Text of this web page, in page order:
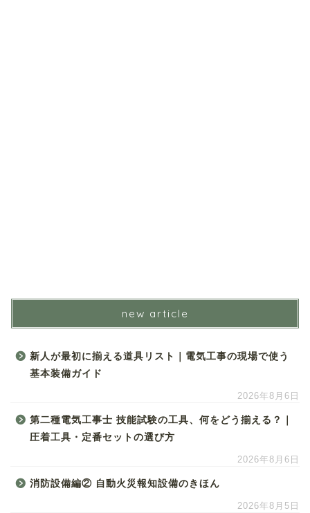
new article
新人が最初に揃える道具リスト｜電気工事の現場で使う
基本装備ガイド
2026年8月6日
第二種電気工事士 技能試験の工具、何をどう揃える？｜
圧着工具・定番セットの選び方
2026年8月6日
消防設備編② 自動火災報知設備のきほん
2026年8月5日